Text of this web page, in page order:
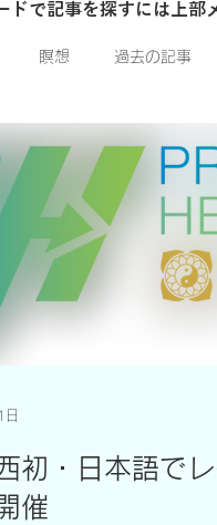
瞑想 過去の記事
と繁栄 プラニック・ヒ
初・日本語でレ
催
日
ドで記事を探すには上部